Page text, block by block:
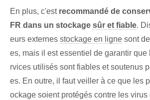
En plus, c'est recommandé⁤ de
FR dans​ un stockage sûr et fiable.
eurs externes stockage en ligne sont
es, mais il est essentiel de garantir que
rvices utilisés sont fiables et soutenus
es. En outre, il faut veiller à ce que les
ockage soient protégés contre les